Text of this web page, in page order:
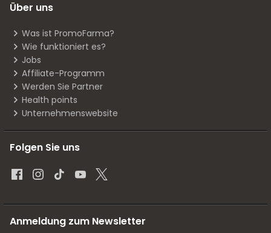
Über uns
Was ist PromoFarma?
Wie funktioniert es?
Jobs
Affiliate-Programm
Werden Sie Partner
Health points
Unternehmenswebsite
Folgen Sie uns
Anmeldung zum Newsletter